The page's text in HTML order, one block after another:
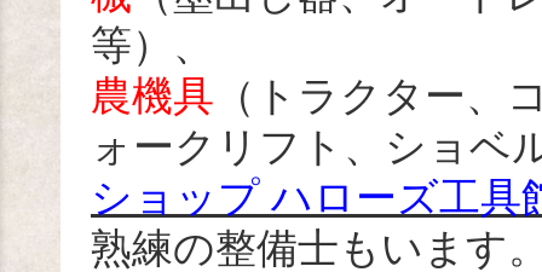
等）、
農機具 （トラクター、
ォークリフト、ショベ
ショップ ハローズ工具
熟練の整備士もいます